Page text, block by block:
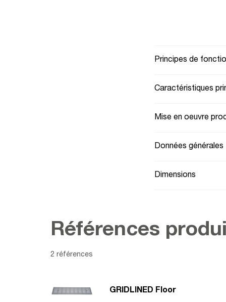
Principes de
Caractéristiques
Mise en oeuvre
Données générales
Dimensions
Références
2 références
GRIDLINED Floor